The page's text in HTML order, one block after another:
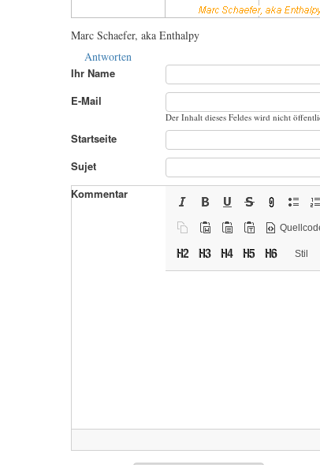
Marc Schaefer, aka Enthalpy
Antworten
Ihr Name
E-Mail
Der Inhalt dieses Feldes wird nicht
Startseite
Sujet
Kommentar
Stil